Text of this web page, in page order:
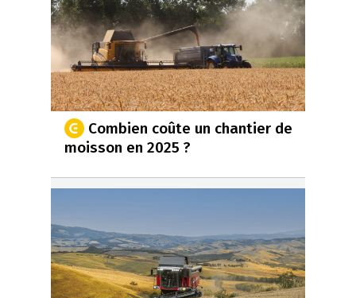
Combien coûte un chantier de
moisson en 2025 ?